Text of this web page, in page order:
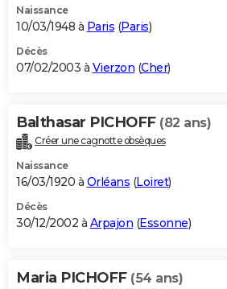
Naissance
10/03/1948 à Paris (Paris)
Décès
07/02/2003 à Vierzon (Cher)
Balthasar PICHOFF (82 ans)
Créer une cagnotte obsèques
Naissance
16/03/1920 à Orléans (Loiret)
Décès
30/12/2002 à Arpajon (Essonne)
Maria PICHOFF (54 ans)